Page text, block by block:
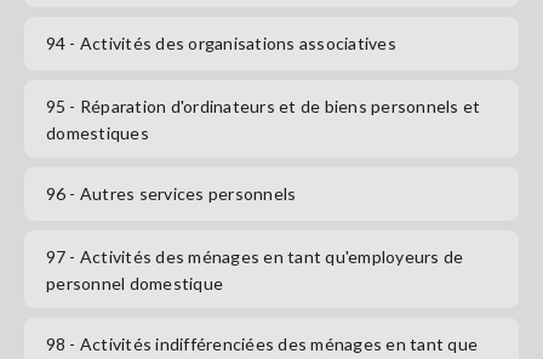
94 - Activités des organisations associatives
95 - Réparation d'ordinateurs et de biens personnels et
domestiques
96 - Autres services personnels
97 - Activités des ménages en tant qu'employeurs de
personnel domestique
98 - Activités indifférenciées des ménages en tant que